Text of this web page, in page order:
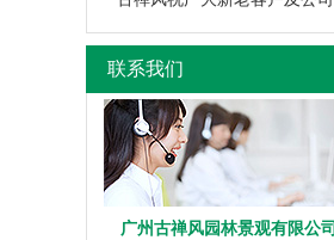
联系我们
广州古禅风园林景观有限公司